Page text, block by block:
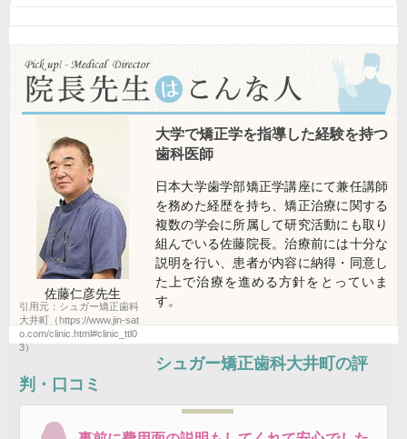
佐藤仁彦先生
引用元：シュガー矯正歯科
大井町（https://www.jin-sat
o.com/clinic.html#clinic_ttl0
3）
大学で矯正学を指導した経験を持つ
歯科医師
日本大学歯学部矯正学講座にて兼任講師
を務めた経歴を持ち、矯正治療に関する
複数の学会に所属して研究活動にも取り
組んでいる佐藤院長。治療前には十分な
説明を行い、患者が内容に納得・同意し
た上で治療を進める方針をとっていま
す。
シュガー矯正歯科大井町 の評
判・口コミ